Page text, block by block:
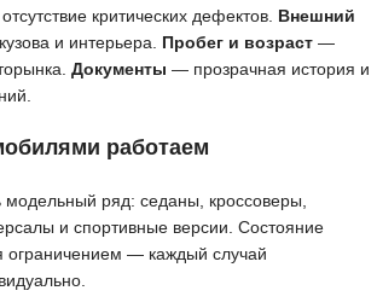
критических дефектов. Внешний
и интерьера. Пробег и возраст —
Документы — прозрачная история и
работаем
модельный ряд: седаны, кроссоверы,
и спортивные версии. Состояние
ограничением — каждый случай